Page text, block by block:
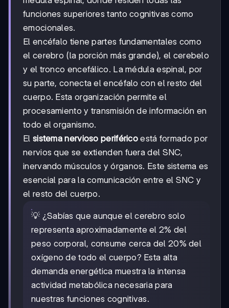
funciones superiores tanto cognitivas como
emocionales.
El encéfalo tiene partes fundamentales como
el cerebro (la porción más grande), el cerebelo
y el tronco encefálico. La médula espinal, por
su parte, conecta el encéfalo con el resto del
cuerpo. Esta organización permite el
procesamiento y transmisión de información en
todo el organismo.
El sistema nervioso periférico está formado por
nervios que se extienden fuera del SNC,
inervando músculos y órganos. Este sistema es
esencial para la comunicación entre el SNC y
el resto del cuerpo.
💡 ¿Sabías que aunque el cerebro solo
representa aproximadamente el 2% del
peso corporal, consume cerca del 20% del
oxígeno de todo el cuerpo? Esta alta
demanda energética muestra la intensa
actividad metabólica necesaria para
nuestras funciones cognitivas.